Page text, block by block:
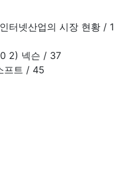
터넷산업의 시장 현황 /
2) 넥슨 / 37
프트 / 45